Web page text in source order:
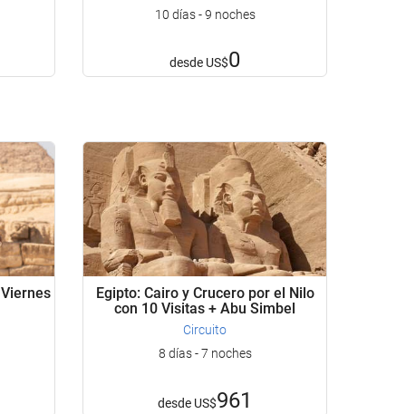
10 días - 9 noches
desde US$0
Egipto: Cairo y Crucero por el Nilo
con 10 Visitas + Abu Simbel
Circuito
8 días - 7 noches
desde US$961